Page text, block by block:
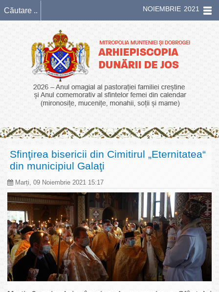
NOIEMBRIE 2021
Sfinţirea bisericii din Cimitirul „Eternitatea“
din municipiul Galaţi
Marți, 09 Noiembrie 2021 15:17